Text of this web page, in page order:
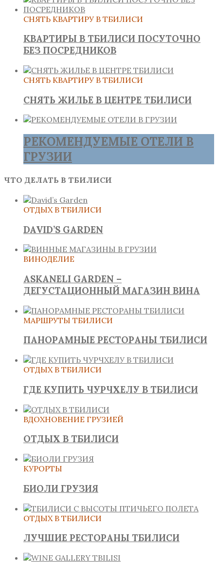
СНЯТЬ КВАРТИРУ В ТБИЛИСИ
КВАРТИРЫ В ТБИЛИСИ ПОСУТОЧНО
БЕЗ ПОСРЕДНИКОВ
СНЯТЬ КВАРТИРУ В ТБИЛИСИ
СНЯТЬ ЖИЛЬЕ В ЦЕНТРЕ ТБИЛИСИ
РЕКОМЕНДУЕМЫЕ ОТЕЛИ В
ГРУЗИИ
ЧТО ДЕЛАТЬ В ТБИЛИСИ
ОТДЫХ В ТБИЛИСИ
DAVID’S GARDEN
ВИНОДЕЛИЕ
ASKANELI GARDEN –
ДЕГУСТАЦИОННЫЙ МАГАЗИН ВИНА
МАРШРУТЫ ТБИЛИСИ
ПАНОРАМНЫЕ РЕСТОРАНЫ ТБИЛИСИ
ОТДЫХ В ТБИЛИСИ
ГДЕ КУПИТЬ ЧУРЧХЕЛУ В ТБИЛИСИ
ВДОХНОВЕНИЕ ГРУЗИЕЙ
ОТДЫХ В ТБИЛИСИ
КУРОРТЫ
БИОЛИ ГРУЗИЯ
ОТДЫХ В ТБИЛИСИ
ЛУЧШИЕ РЕСТОРАНЫ ТБИЛИСИ